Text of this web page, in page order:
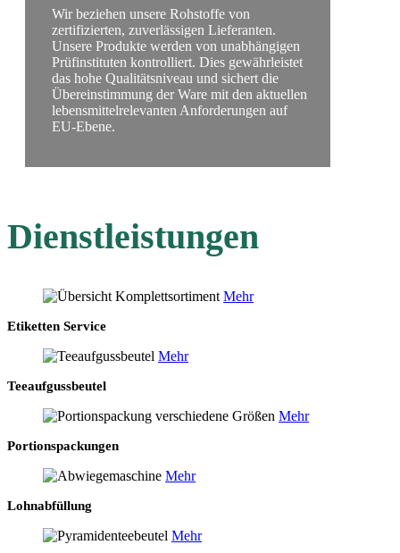
Wir beziehen unsere Rohstoffe von
zertifizierten, zuverlässigen Lieferanten.
Unsere Produkte werden von unabhängigen
Prüfinstituten kontrolliert. Dies gewährleistet
das hohe Qualitätsniveau und sichert die
Übereinstimmung der Ware mit den aktuellen
lebensmittelrelevanten Anforderungen auf
EU-Ebene.
Dienstleistungen
Mehr
Etiketten Service
Mehr
Teeaufgussbeutel
Mehr
Portionspackungen
Mehr
Lohnabfüllung
Mehr